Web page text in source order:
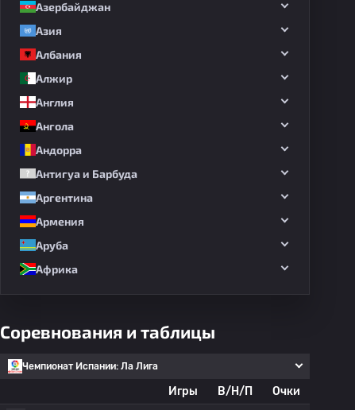
Азербайджан
Азия
Албания
Алжир
Англия
Ангола
Андорра
Антигуа и Барбуда
Аргентина
Армения
Аруба
Африка
Соревнования и таблицы
Чемпионат Испании: Ла Лига
Игры В/Н/П
Очки